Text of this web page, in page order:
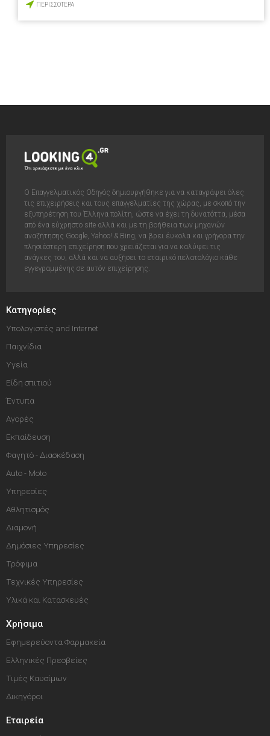
ΠΕΡΙΣΣΟΤΕΡΑ
Ο Επαγγελματικός Οδηγός δημιουργήθηκε για να καταγράψει όλες
τις επιχειρήσεις και τους επαγγελματίες της χώρας, με σκοπό την
εξυπηρέτηση του Έλληνα πολίτη, ώστε να έχει τη δυνατόττα, μέσα
από ένα εύχρηστο site αλλά και με τη βοήθεια των μηχανών
αναζήτησης Google, Yahoo! & Bing, να βρει έυκολα και γρήγορα την
πλησιέστερη επιχείρηση που χρειάζεται για να καλύψει τις
ανάγκες του, αλλά και να αυξήσει το εταιρικό πελατολόγιο κάθε
εγγεγραμμένης σε αυτόν επιχείρησης.
Κατηγορίες
Υπολογιστές and Internet
Παιχνίδια
Υγεία
Είδη σπιτιού
Έντυπα
Αγορές
Εκπαίδευση
Φαγητό - Διασκέδαση
Auto - Moto
Υπηρεσίες
Αθλητισμός
Διαμονή
Δημόσιες Υπηρεσίες
Τρόφιμα
Τεχνικές Υπηρεσίες
Υλικά και Κατασκευές
Χρήσιμα
Εφημερεύοντα Φαρμακεία
Ελληνικές Πρεσβείες
Τιμές Καυσίμων
Δικηγόροι
Εταιρεία